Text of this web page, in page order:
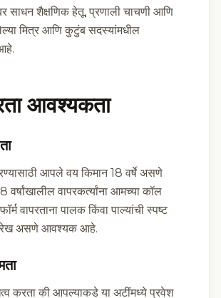
साधन शैक्षणिक हेतू, प्रणाली चाचणी आणि
मित्र आणि कुटुंब सदस्यांमधील
आवश्यकता
आपले वय किमान 18 वर्षे असणे
वापरकर्त्यांना आमच्या कॉल
वापरताना पालक किंवा पाल्यांची स्पष्ट
असणे आवश्यक आहे.
करता की आपल्याकडे या अटींमध्ये प्रवेश